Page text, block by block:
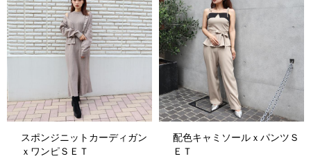
スポンジニットカーディガン
ｘワンピＳＥＴ
配色キャミソールｘパンツＳ
ＥＴ